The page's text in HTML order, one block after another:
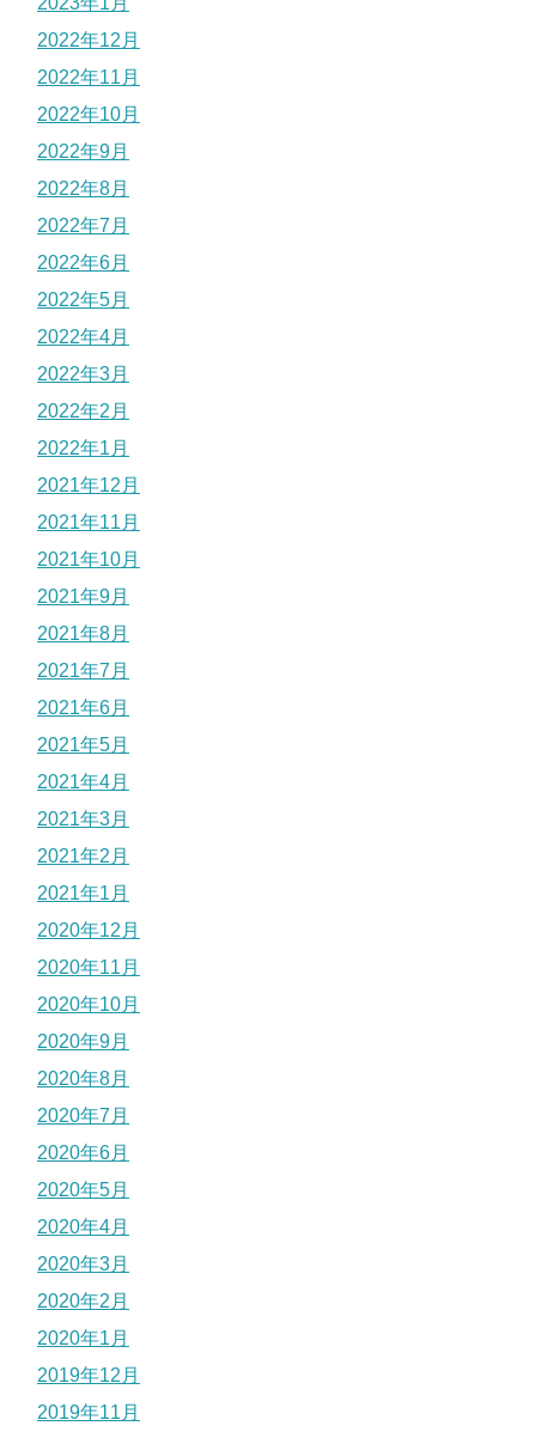
2022年12月
2022年11月
2022年10月
2022年9月
2022年8月
2022年7月
2022年6月
2022年5月
2022年4月
2022年3月
2022年2月
2022年1月
2021年12月
2021年11月
2021年10月
2021年9月
2021年8月
2021年7月
2021年6月
2021年5月
2021年4月
2021年3月
2021年2月
2021年1月
2020年12月
2020年11月
2020年10月
2020年9月
2020年8月
2020年7月
2020年6月
2020年5月
2020年4月
2020年3月
2020年2月
2020年1月
2019年12月
2019年11月